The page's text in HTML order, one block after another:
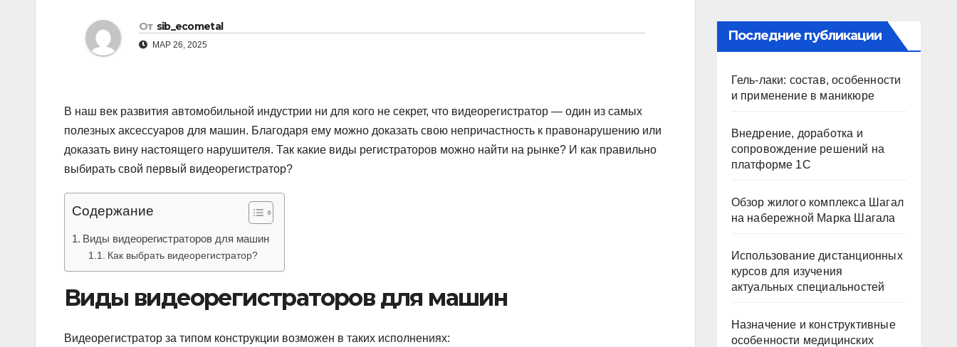
От sib_ecometal
МАР 26, 2025
В наш век развития автомобильной индустрии ни для кого не секрет, что видеорегистратор — один из самых
полезных аксессуаров для машин. Благодаря ему можно доказать свою непричастность к правонарушению или
доказать вину настоящего нарушителя. Так какие виды регистраторов можно найти на рынке? И как правильно
выбирать свой первый видеорегистратор?
Содержание
Виды видеорегистраторов для машин
Как выбрать видеорегистратор?
Виды видеорегистраторов для машин
Видеорегистратор за типом конструкции возможен в таких исполнениях:
Последние публикации
Гель-лаки: состав, особенности
и применение в маникюре
Внедрение, доработка и
сопровождение решений на
платформе 1С
Обзор жилого комплекса Шагал
на набережной Марка Шагала
Использование дистанционных
курсов для изучения
актуальных специальностей
Назначение и конструктивные
особенности медицинских